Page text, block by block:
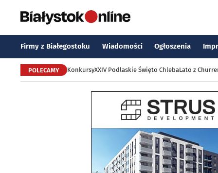
Firmy z Białegostoku Wiadomości Ogłoszenia
POLECAMY KonkursyXXIV Podlaskie Święto ChlebaLato z